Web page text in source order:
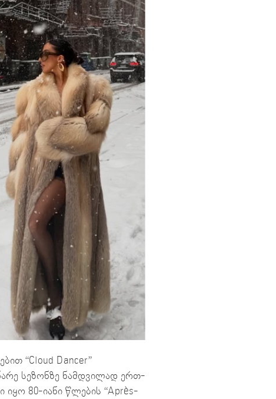
“Cloud Dancer”
სეზონზე ნამდვილად ერთ-
80-იანი წლების “Après-